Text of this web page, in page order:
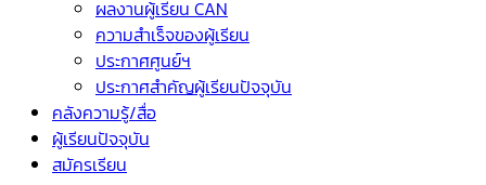
ผลงานผู้เรียน CAN
ความสำเร็จของผู้เรียน
ประกาศศูนย์ฯ
ประกาศสำคัญผู้เรียนปัจจุบัน
คลังความรู้/สื่อ
ผู้เรียนปัจจุบัน
สมัครเรียน